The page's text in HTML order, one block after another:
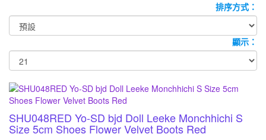
排序方式：
顯示：
SHU048RED Yo-SD bjd Doll Leeke Monchhichi S
Size 5cm Shoes Flower Velvet Boots Red